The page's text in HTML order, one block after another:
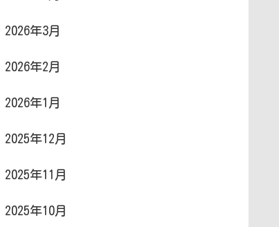
2026年3月
2026年2月
2026年1月
2025年12月
2025年11月
2025年10月